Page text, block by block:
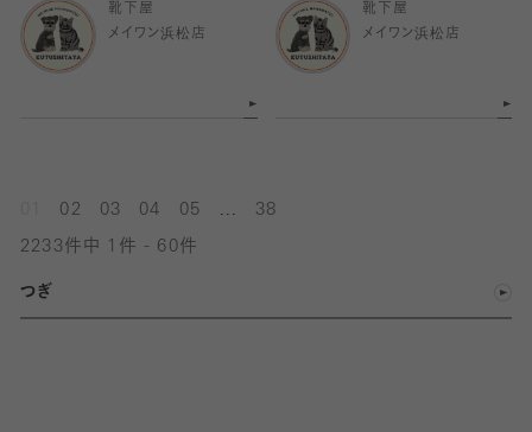
靴下屋
メイワン浜松店
靴下屋
メイワン浜松店
02 03 04 05 38
2233件中 1件 - 60件
つぎ